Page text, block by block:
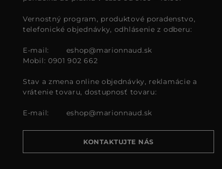
Vernostný program, produktové poradenstvo,
telefonické objednávky, odhlásenie z odberu:
E-mail:
eshop@marionnaud.sk
Mobil: 0901 902 662
Stav a zmena online objednávky, reklamácie a
vrátenie tovaru, dostupnosť tovaru:
E-mail: eshop@marionnaud.sk
KONTAKTUJTE NÁS